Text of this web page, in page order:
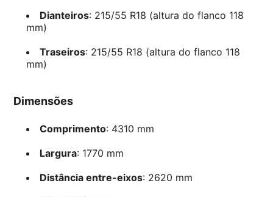
Dianteiros: 215/55 R18 (altura do flanco 118
mm)
Traseiros: 215/55 R18 (altura do flanco 118
mm)
Dimensões
Comprimento: 4310 mm
Largura: 1770 mm
Distância entre-eixos: 2620 mm